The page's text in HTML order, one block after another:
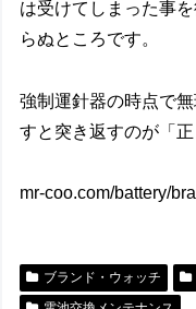
は受けてしまった事
らぬところです。
強制運針器の時点で
すと突き返すのが「
mr-coo.com/battery/
ブランド・ウォッチ